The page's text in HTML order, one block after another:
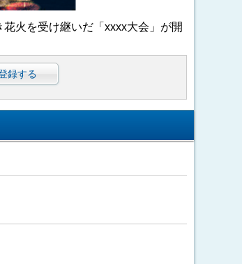
火を受け継いだ「xxxx大会」が開
録する